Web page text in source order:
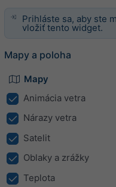
Prihláste sa, aby ste
vložiť tento widget.
Mapy a poloha
Mapy
Animácia vetra
Nárazy vetra
Satelit
Oblaky a zrážky
Teplota